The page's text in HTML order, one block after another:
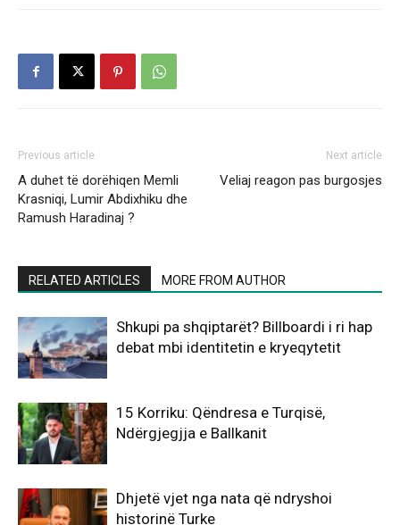
Previous article
A duhet të dorëhiqen Memli
Krasniqi, Lumir Abdixhiku dhe
Ramush Haradinaj ?
Next article
Veliaj reagon pas burgosjes
RELATED ARTICLES MORE FROM AUTHOR
Shkupi pa shqiptarët? Billboardi i ri hap
debat mbi identitetin e kryeqytetit
15 Korriku: Qëndresa e Turqisë,
Ndërgjegjja e Ballkanit
Dhjetë vjet nga nata që ndryshoi
historinë Turke